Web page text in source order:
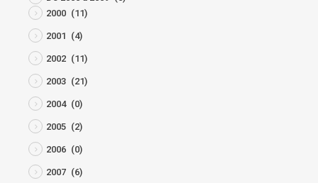
2000 (11)
2001 (4)
2002 (11)
2003 (21)
2004 (0)
2005 (2)
2006 (0)
2007 (6)